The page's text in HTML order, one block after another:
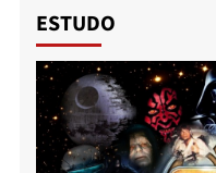
ESTUDO